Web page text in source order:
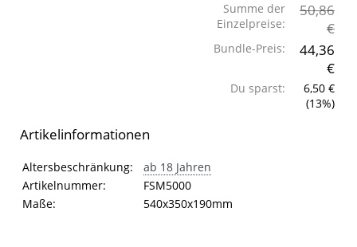
Summe der
Einzelpreise:
50,86
€
Bundle-Preis:
44,36
€
Du sparst:
6,50 €
(13%)
Artikelinformationen
Artikelinformationen
Eigenschaft Wert
Altersbeschränkung:
ab 18 Jahren
Artikelnummer:
FSM5000
Maße:
540x350x190mm